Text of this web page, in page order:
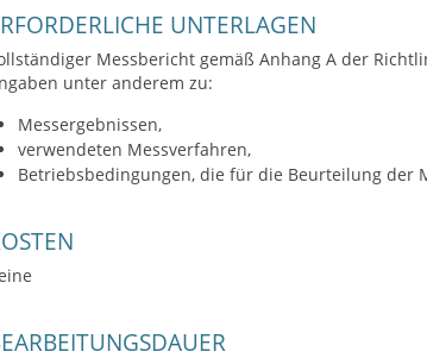
UNTERLAGEN
Messbericht gemäß Anhang A der
unter anderem zu:
Messergebnissen,
verwendeten Messverfahren,
Betriebsbedingungen, die für die Beurteilung der